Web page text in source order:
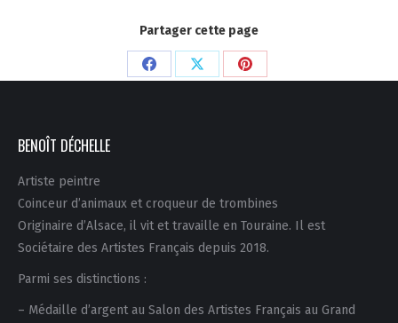
Partager cette page
PartagerPartagerPartager
BENOÎT DÉCHELLE
Artiste peintre
Coinceur d’animaux et croqueur de trombines
Originaire d’Alsace, il vit et travaille en Touraine. Il est
Sociétaire des Artistes Français depuis 2018.
Parmi ses distinctions :
– Médaille d’argent au Salon des Artistes Français au Grand